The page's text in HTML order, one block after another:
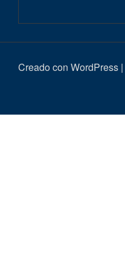
Creado con WordPress |